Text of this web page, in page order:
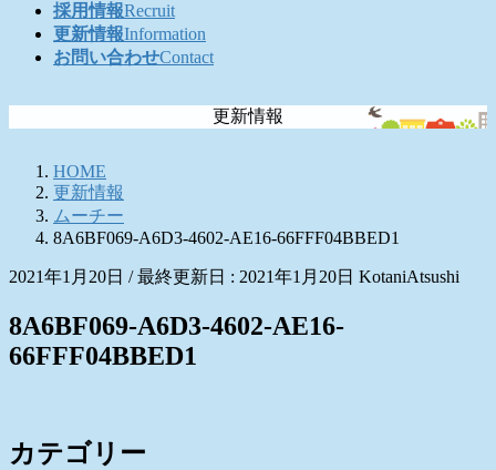
採用情報Recruit
更新情報Information
お問い合わせContact
更新情報
HOME
更新情報
ムーチー
8A6BF069-A6D3-4602-AE16-66FFF04BBED1
2021年1月20日 / 最終更新日 : 2021年1月20日 KotaniAtsushi
8A6BF069-A6D3-4602-AE16-
66FFF04BBED1
カテゴリー